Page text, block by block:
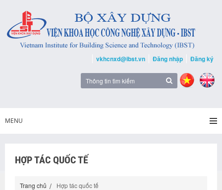
vkhcnxd@ibst.vn Đăng nhập Đăng ký
MENU
HỢP TÁC QUỐC TẾ
Trang chủ Hợp tác quốc tế